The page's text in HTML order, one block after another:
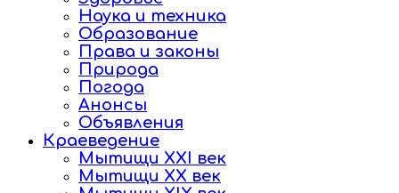
Наука и техника
Образование
Права и законы
Природа
Погода
Анонсы
Объявления
Краеведение
Мытищи XXI век
Мытищи XX век